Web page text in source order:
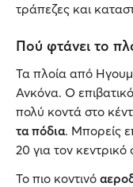
τράπεζες και
Πού φτάνει το
Τα πλοία από
Ανκόνα. Ο
πολύ κοντά στο
τα πόδια. Μπορείς
20 για τον
Το πιο κοντινό